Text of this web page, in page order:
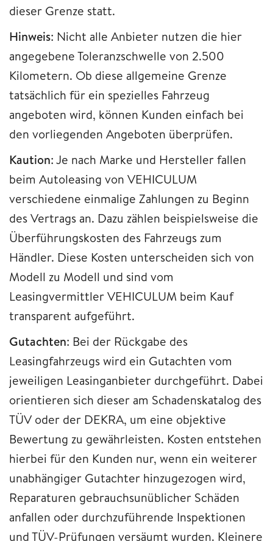
dieser Grenze statt.
Hinweis: Nicht alle Anbieter nutzen die hier
angegebene Toleranzschwelle von 2.500
Kilometern. Ob diese allgemeine Grenze
tatsächlich für ein spezielles Fahrzeug
angeboten wird, können Kunden einfach bei
den vorliegenden Angeboten überprüfen.
Kaution: Je nach Marke und Hersteller fallen
beim Autoleasing von VEHICULUM
verschiedene einmalige Zahlungen zu Beginn
des Vertrags an. Dazu zählen beispielsweise die
Überführungskosten des Fahrzeugs zum
Händler. Diese Kosten unterscheiden sich von
Modell zu Modell und sind vom
Leasingvermittler VEHICULUM beim Kauf
transparent aufgeführt.
Gutachten: Bei der Rückgabe des
Leasingfahrzeugs wird ein Gutachten vom
jeweiligen Leasinganbieter durchgeführt. Dabei
orientieren sich dieser am Schadenskatalog des
TÜV oder der DEKRA, um eine objektive
Bewertung zu gewährleisten. Kosten entstehen
hierbei für den Kunden nur, wenn ein weiterer
unabhängiger Gutachter hinzugezogen wird,
Reparaturen gebrauchsunüblicher Schäden
anfallen oder durchzuführende Inspektionen
und TÜV-Prüfungen versäumt wurden. Kleinere